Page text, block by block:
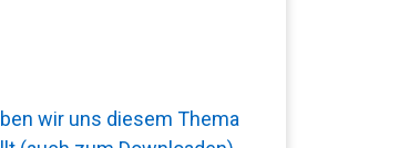
wir uns diesem Thema